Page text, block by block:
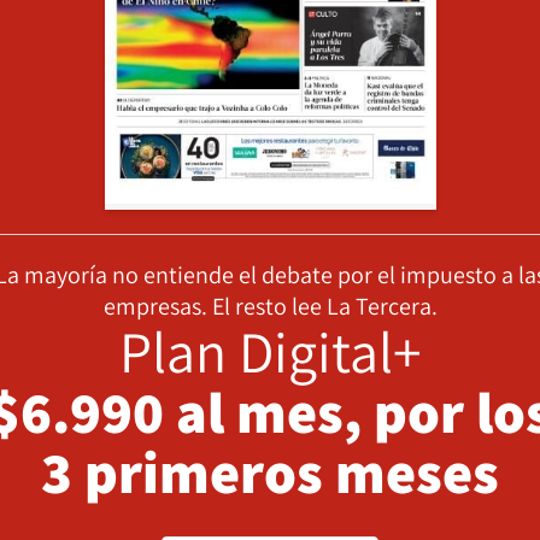
mayoría no entiende el debate por el impuesto a
empresas. El resto lee La Tercera.
Plan Digital+
al mes, por
3 primeros meses